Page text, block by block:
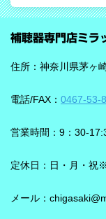
ためのAIとしてい
音が同時に耳に入っ
ことばと不要な雑音
やすくする設計と考
Neural Network）チ
を支える役割を担う
作し、1日あたり4.9
装用時に働きます。
し、7クラスならデ
ズ」ならより聞き取
もロックオン機能を
補聴器専門店ミラ
住所：神奈川県茅ヶ
電話/FAX： 0467-53-
営業時間：9：30-
定休日：日・月・祝
メール：